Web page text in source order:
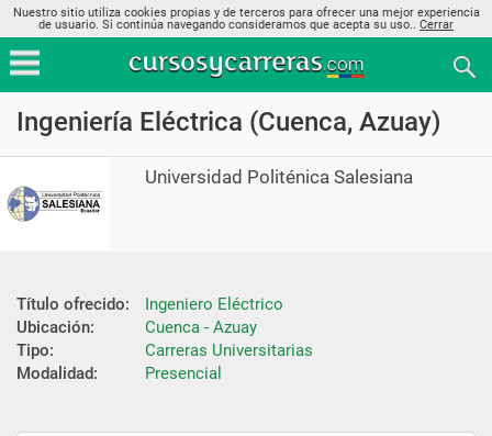
Nuestro sitio utiliza cookies propias y de terceros para ofrecer una mejor experiencia
de usuario. Si continúa navegando consideramos que acepta su uso.. Cerrar
Ingeniería Eléctrica (Cuenca, Azuay)
Universidad Politénica Salesiana
Título ofrecido:
Ingeniero Eléctrico
Ubicación:
Cuenca - Azuay
Tipo:
Carreras Universitarias
Modalidad:
Presencial